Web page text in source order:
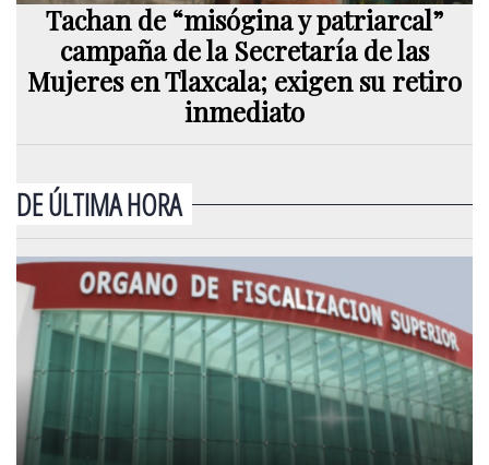
Tachan de “misógina y patriarcal”
campaña de la Secretaría de las
Mujeres en Tlaxcala; exigen su retiro
inmediato
DE ÚLTIMA HORA